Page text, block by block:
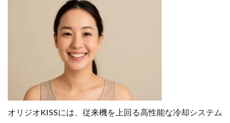
オリジオKISSには、従来機を上回る高性能な冷却システム